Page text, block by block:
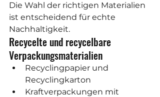
Die Wahl der richtigen Materialien
ist entscheidend für echte
Nachhaltigkeit.
Recycelte und recycelbare
Verpackungsmaterialien
Recyclingpapier und
Recyclingkarton
Kraftverpackungen mit